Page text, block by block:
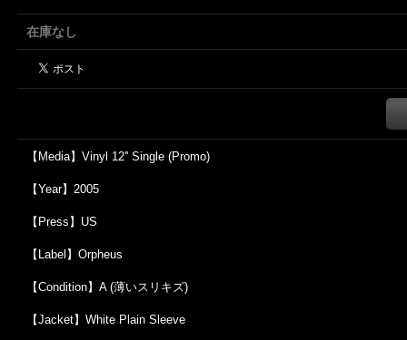
在庫なし
【Media】Vinyl 12'' Single (Promo)
【Year】2005
【Press】US
【Label】Orpheus
【Condition】A (薄いスリキズ)
【Jacket】White Plain Sleeve